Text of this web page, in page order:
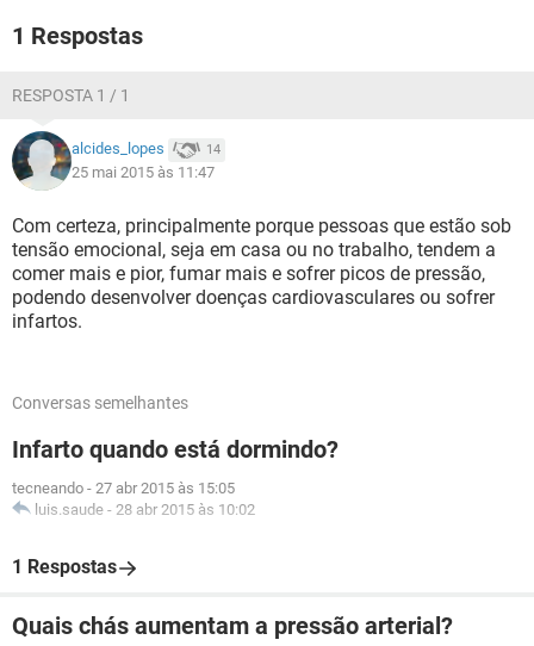
1 Respostas
RESPOSTA 1 / 1
alcides_lopes 14
25 mai 2015 às 11:47
Com certeza, principalmente porque pessoas que estão sob
tensão emocional, seja em casa ou no trabalho, tendem a
comer mais e pior, fumar mais e sofrer picos de pressão,
podendo desenvolver doenças cardiovasculares ou sofrer
infartos.
Conversas semelhantes
Infarto quando está dormindo?
tecneando - 27 abr 2015 às 15:05
luis.saude - 28 abr 2015 às 10:02
1 Respostas
Quais chás aumentam a pressão arterial?